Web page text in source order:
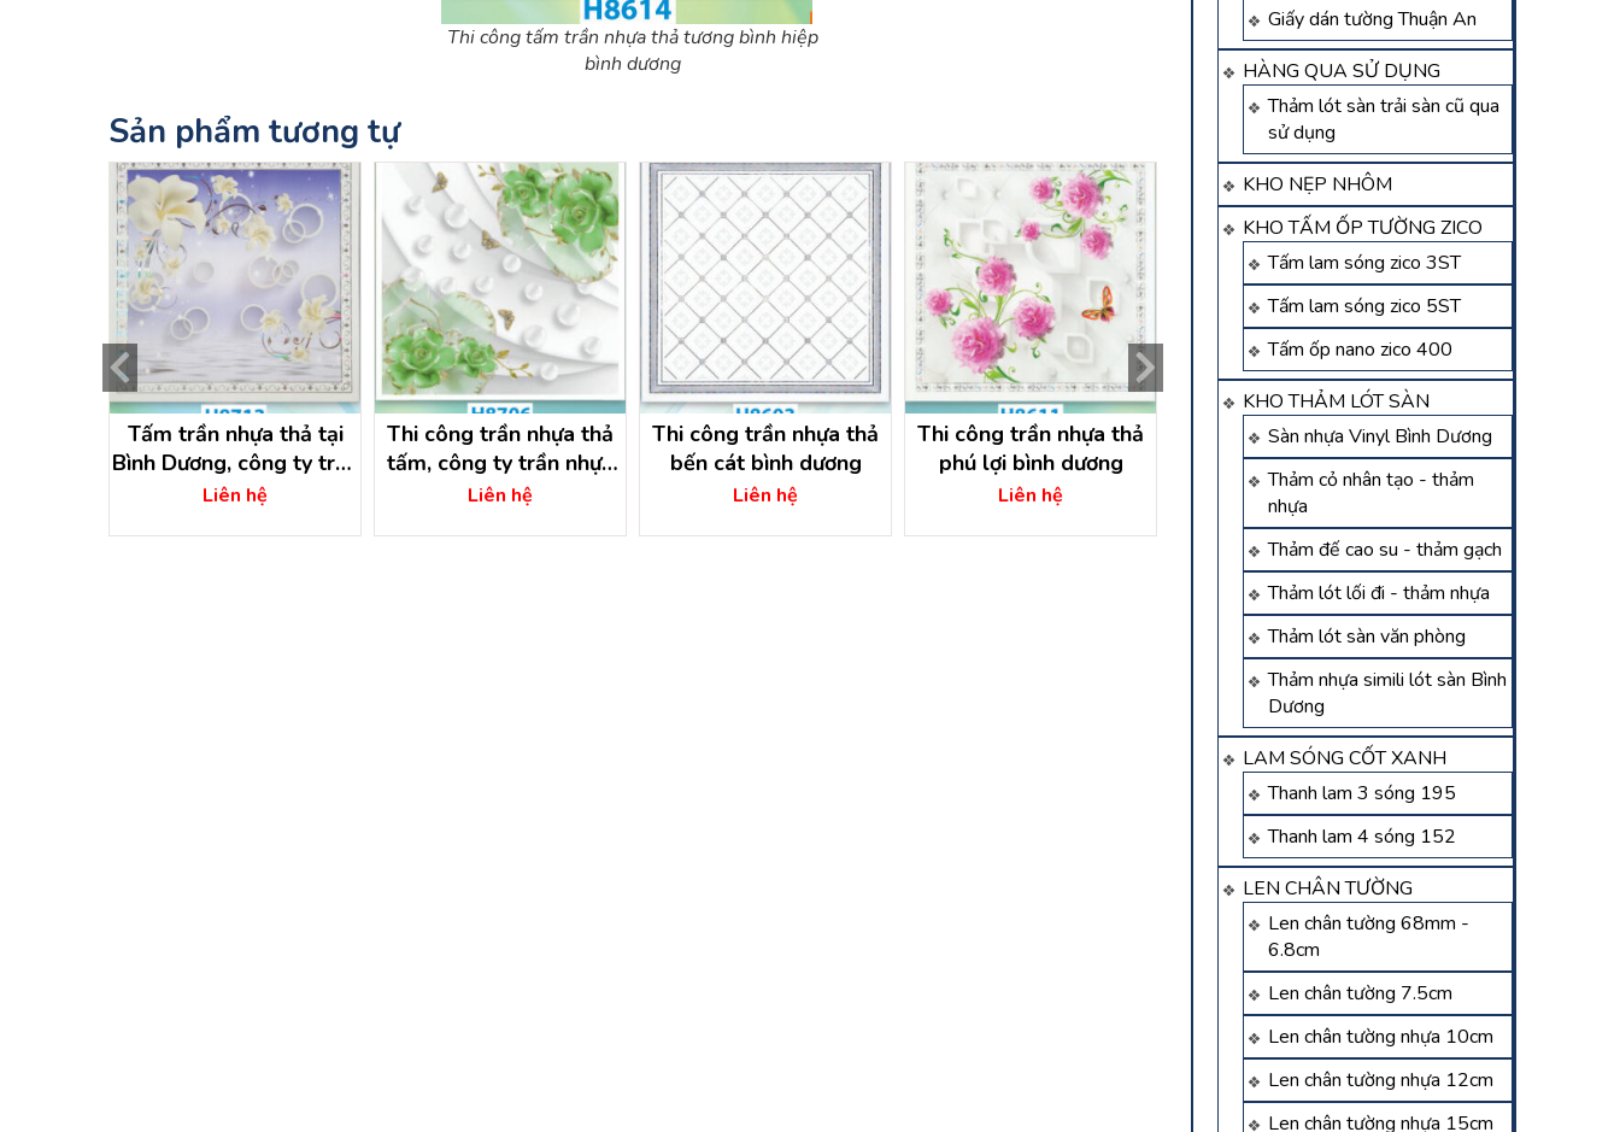
Giấy dán tường Thuận An
HÀNG QUA SỬ DỤNG
Thảm lót sàn trải sàn cũ qua
sử dụng
KHO NẸP NHÔM
KHO TẤM ỐP TƯỜNG ZICO
Tấm lam sóng zico 3ST
Tấm lam sóng zico 5ST
Tấm ốp nano zico 400
KHO THẢM LÓT SÀN
Sàn nhựa Vinyl Bình Dương
Thảm cỏ nhân tạo - thảm
nhựa
Thảm đế cao su - thảm gạch
Thảm lót lối đi - thảm nhựa
Thảm lót sàn văn phòng
Thảm nhựa simili lót sàn Bình
Dương
LAM SÓNG CỐT XANH
Thanh lam 3 sóng 195
Thanh lam 4 sóng 152
LEN CHÂN TƯỜNG
Len chân tường 68mm -
6.8cm
Len chân tường 7.5cm
Len chân tường nhựa 10cm
Len chân tường nhựa 12cm
Len chân tường nhựa 15cm
Thi công tấm trần nhựa thả tương bình hiệp
bình dương
Sản phẩm tương tự
Tấm trần nhựa thả tại
Bình Dương, công ty trần
nhựa bình dương
Liên hệ
Thi công trần nhựa thả
tấm, công ty trần nhựa
bình dương
Liên hệ
Thi công trần nhựa thả
bến cát bình dương
Liên hệ
Thi công trần nhựa thả
phú lợi bình dương
Liên hệ
thi công trần nhựa chống
nóng, chịu nước tại bình
dương
Liên hệ
Thi công trần
Thành Phố Mới